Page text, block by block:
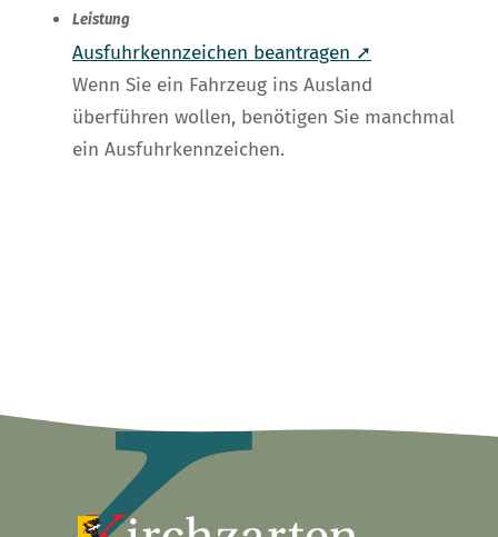
Leistung
Ausfuhrkennzeichen beantragen ➚
Wenn Sie ein Fahrzeug ins Ausland
überführen wollen, benötigen Sie manchmal
ein Ausfuhrkennzeichen.